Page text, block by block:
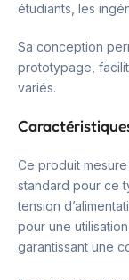
étudiants, les
Sa conception
prototypage,
variés.
Ce produit
standard pour ce
tension
pour une
garantissant une